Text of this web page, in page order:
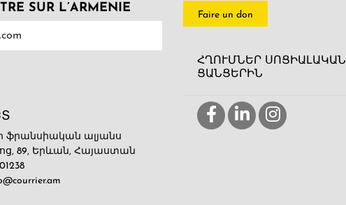
SUR L’ARMENIE
ֆրանսիական ալյանս
89, Երևան, Հայաստան
Faire un don
ՀՂՈՒՄՆԵՐ ՍՈՑԻԱԼԱԿԱՆ
ՑԱՆՑԵՐԻՆ